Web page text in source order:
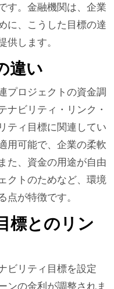
す。金融機関は、企業
に、こうした目標の達
供します。
違い
プロジェクトの資金調
ナビリティ・リンク・
ティ目標に関連してい
用可能で、企業の柔軟
た、資金の用途が自由
クトのためなど、環境
点が特徴です。
標とのリン
ビリティ目標を設定
ンの金利が調整されま